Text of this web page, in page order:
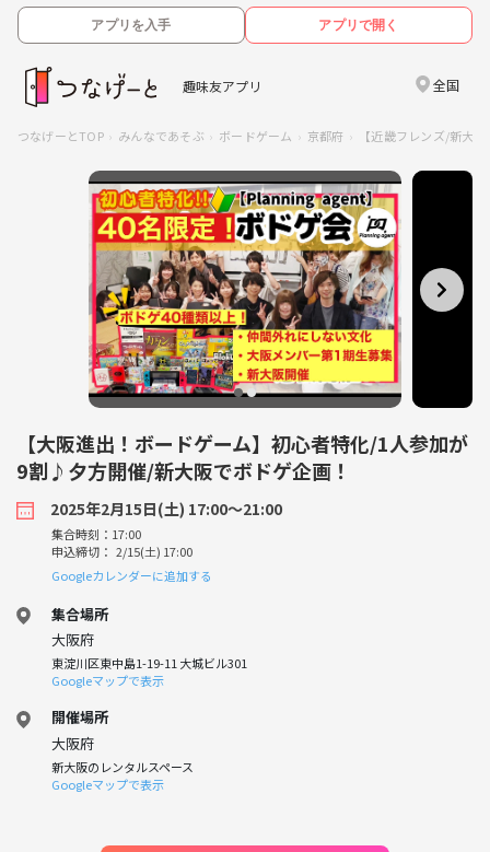
アプリを入手 アプリで開く
趣味友アプリ 全国
つなげーとTOP みんなであそぶ ボードゲーム 京都府 【近畿フレンズ/新大
【大阪進出！ボードゲーム】初心者特化/1人参加が
9割♪夕方開催/新大阪でボドゲ企画！
2025年2月15日(土) 17:00〜21:00
集合時刻：17:00
申込締切： 2/15(土) 17:00
Googleカレンダーに追加する
集合場所
大阪府
東淀川区東中島1-19-11 大城ビル301
Googleマップで表示
開催場所
大阪府
新大阪のレンタルスペース
Googleマップで表示